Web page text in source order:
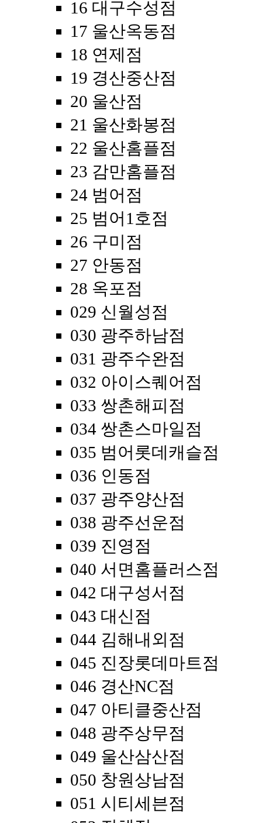
16 대구수성점
17 울산옥동점
18 연제점
19 경산중산점
20 울산점
21 울산화봉점
22 울산홈플점
23 감만홈플점
24 범어점
25 범어1호점
26 구미점
27 안동점
28 옥포점
029 신월성점
030 광주하남점
031 광주수완점
032 아이스퀘어점
033 쌍촌해피점
034 쌍촌스마일점
035 범어롯데캐슬점
036 인동점
037 광주양산점
038 광주선운점
039 진영점
040 서면홈플러스점
042 대구성서점
043 대신점
044 김해내외점
045 진장롯데마트점
046 경산NC점
047 아티클중산점
048 광주상무점
049 울산삼산점
050 창원상남점
051 시티세븐점